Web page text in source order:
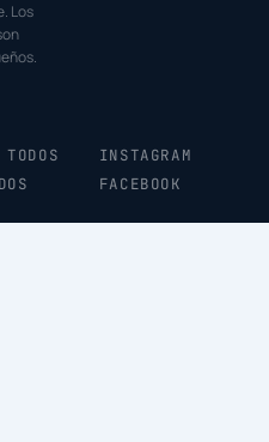
Los
INSTAGRAM
FACEBOOK